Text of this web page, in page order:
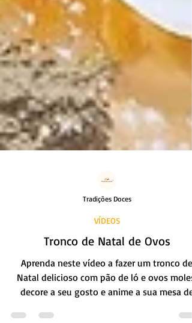
Tradições Doces
VÍDEOS
Tronco de Natal de Ovos
Aprenda neste vídeo a fazer um tronco de
Natal delicioso com pão de ló e ovos moles,
decore a seu gosto e anime a sua mesa de